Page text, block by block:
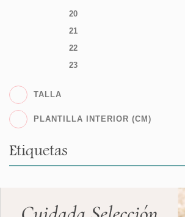
20
21
22
23
TALLA
PLANTILLA INTERIOR (CM)
Etiquetas